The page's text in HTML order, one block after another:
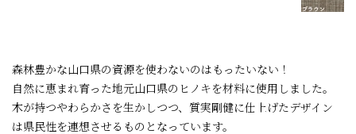
森林豊かな山口県の資源を使わないのはもったいない！
自然に恵まれ育った地元山口県のヒノキを材料に使用しました。
木が持つやわらかさを生かしつつ、質実剛健に仕上げたデザイン
は県民性を連想させるものとなっています。